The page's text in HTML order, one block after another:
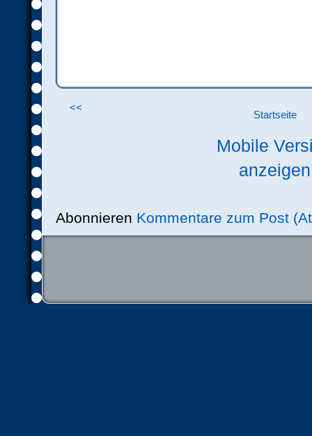
<<
Startseite
Mobile
anzeigen
Abonnieren Kommentare zum Post